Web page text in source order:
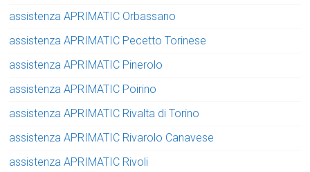
assistenza APRIMATIC Orbassano
assistenza APRIMATIC Pecetto Torinese
assistenza APRIMATIC Pinerolo
assistenza APRIMATIC Poirino
assistenza APRIMATIC Rivalta di Torino
assistenza APRIMATIC Rivarolo Canavese
assistenza APRIMATIC Rivoli